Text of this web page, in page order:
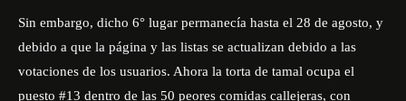
Sin embargo, dicho 6° lugar permanecía hasta el 28 de agosto, y
debido a que la página y las listas se actualizan debido a las
votaciones de los usuarios. Ahora la torta de tamal ocupa el
puesto #13 dentro de las 50 peores comidas callejeras, con